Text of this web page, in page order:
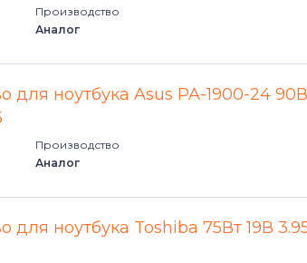
Satellite 400 Series
Satellite 4000 Series
Satellite 5000 Series
Satellite A Series
Satellite C Series
Производство
Аналог
для ноутбука Asus PA-1900-24
Производство
Аналог
для ноутбука Toshiba 75Вт 19В